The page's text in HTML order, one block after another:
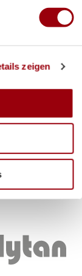
im
anbieten zu
Unsere
mit
der Dienste
zeigen